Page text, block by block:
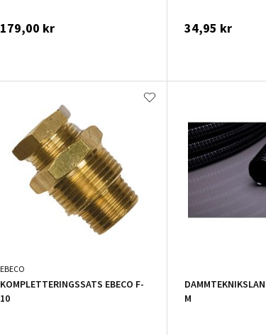
179,00 kr 34,95 kr
EBECO
KOMPLETTERINGSSATS EBECO F-
10
M